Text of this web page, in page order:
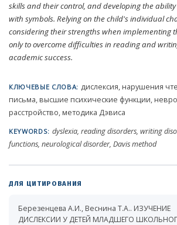
skills and their control, and developing the
with symbols. Relying on the child's individual
considering their strengths when implementing
only to overcome difficulties in reading and
academic success.
КЛЮЧЕВЫЕ СЛОВА: дислексия, нарушения
письма, высшие психические функции,
расстройство, методика Дэвиса
KEYWORDS: dyslexia, reading disorders, writing
functions, neurological disorder, Davis method
ДЛЯ ЦИТИРОВАНИЯ
Березенцева А.И., Веснина Т.А.. ИЗУЧЕНИЕ
ДИСЛЕКСИИ У ДЕТЕЙ МЛАДШЕГО